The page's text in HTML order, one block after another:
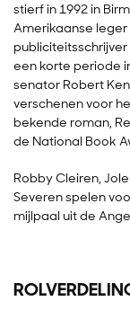
stierf in 1992 in
Amerikaanse
een korte periode
senator Robert
verschenen voor
bekende roman,
de National Book
Robby Cleiren,
Severen spelen
mijlpaal uit de